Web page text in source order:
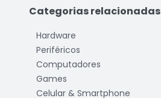
Categorias relacionadas
Hardware
Periféricos
Computadores
Games
Celular & Smartphone